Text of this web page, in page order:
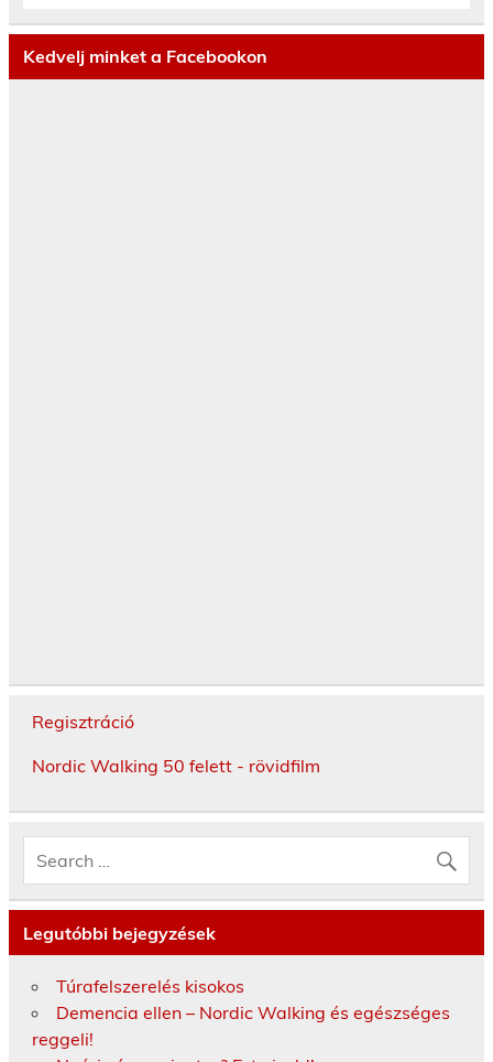
Kedvelj minket a Facebookon
Regisztráció
Nordic Walking 50 felett - rövidfilm
Legutóbbi bejegyzések
Túrafelszerelés kisokos
Demencia ellen – Nordic Walking és egészséges
reggeli!